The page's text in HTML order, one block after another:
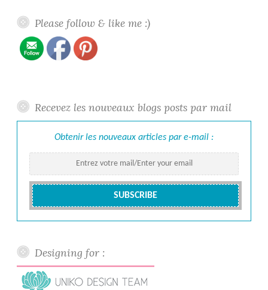
Please follow & like me :)
Recevez les nouveaux blogs posts par mail
Obtenir les nouveaux articles par e-mail :
Designing for :